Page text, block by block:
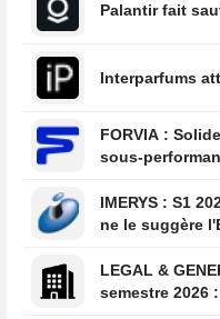
Palantir fait
Interparfums
FORVIA : Solide performance au S1 malgré la
sous-
IMERYS : S1 2026 : une reprise moins solide que
ne le suggère
LEGAL & GENERAL
semestre 2026